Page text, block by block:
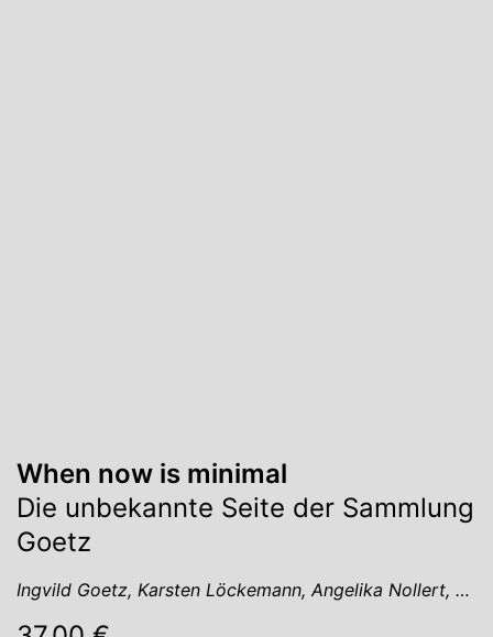
When now is minimal
Die unbekannte Seite der Sammlung
Goetz
Ingvild Goetz, Karsten Löckemann, Angelika Nollert, …